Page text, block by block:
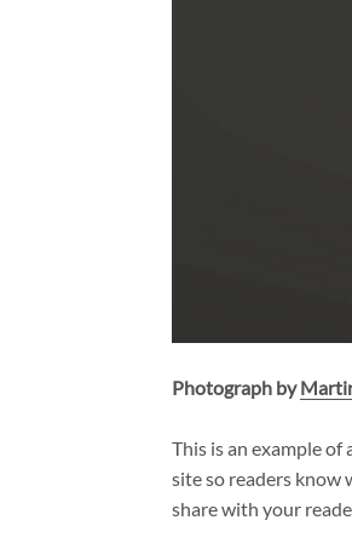
Photograph by
This is an example
site so readers know
share with your